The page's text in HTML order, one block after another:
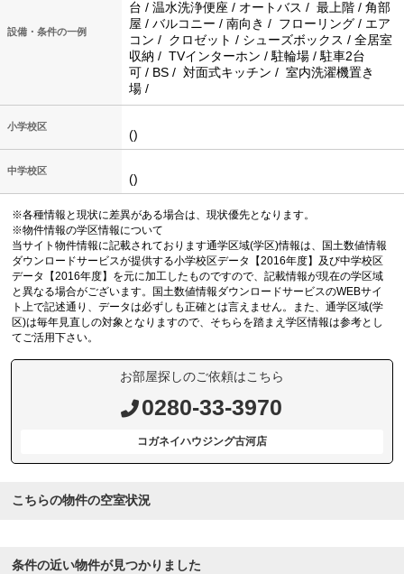
設備・条件の一例
台 / 温水洗浄便座 / オートバス / 最上階 / 角部
屋 / バルコニー / 南向き / フローリング / エア
コン / クロゼット / シューズボックス / 全居室
収納 / TVインターホン / 駐輪場 / 駐車2台
可 / BS / 対面式キッチン / 室内洗濯機置き
場 /
小学校区
()
中学校区
()
※各種情報と現状に差異がある場合は、現状優先となります。
※物件情報の学区情報について
当サイト物件情報に記載されております通学区域(学区)情報は、国土数値情報
ダウンロードサービスが提供する小学校区データ【2016年度】及び中学校区
データ【2016年度】を元に加工したものですので、記載情報が現在の学区域
と異なる場合がございます。国土数値情報ダウンロードサービスのWEBサイ
ト上で記述通り、データは必ずしも正確とは言えません。また、通学区域(学
区)は毎年見直しの対象となりますので、そちらを踏まえ学区情報は参考とし
てご活用下さい。
お部屋探しのご依頼はこちら
0280-33-3970
コガネイハウジング古河店
こちらの物件の空室状況
条件の近い物件が見つかりました